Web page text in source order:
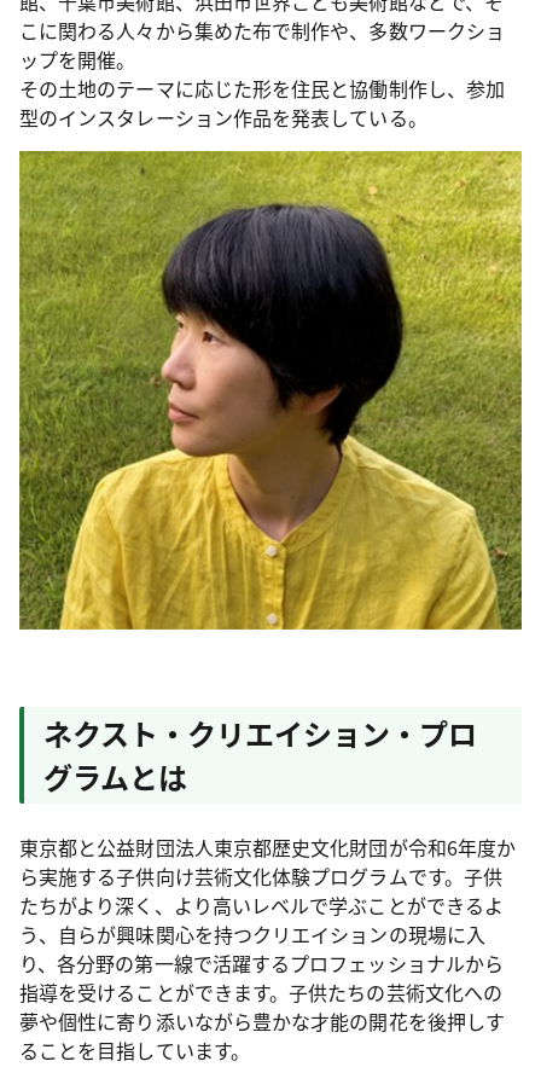
こに関わる人々から集めた布で制作や、多数ワークショ
ップを開催。
その土地のテーマに応じた形を住民と協働制作し、参加
型のインスタレーション作品を発表している。
ネクスト・クリエイション・プロ
グラムとは
東京都と公益財団法人東京都歴史文化財団が令和6年度か
ら実施する子供向け芸術文化体験プログラムです。子供
たちがより深く、より高いレベルで学ぶことができるよ
う、自らが興味関心を持つクリエイションの現場に入
り、各分野の第一線で活躍するプロフェッショナルから
指導を受けることができます。子供たちの芸術文化への
夢や個性に寄り添いながら豊かな才能の開花を後押しす
ることを目指しています。